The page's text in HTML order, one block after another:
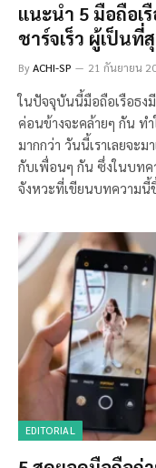
แนะนำ 5 มือถือเ
ชาร์จเร็ว ผู้เป็นที่
ByACHI-SP 21 กันยายน
ในปัจจุบันนี้มือถือเรือธง
ค่อนข้างจะคล้ายๆ กัน ท
มากกว่า วันนี้เราเลยจะ
กับเพื่อนๆ กัน ซึ่งในบทค
จังหวะที่เขียนบทความนี้
EDITORIAL